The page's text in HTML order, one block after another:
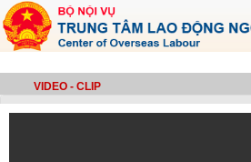
VIDEO - CLIP